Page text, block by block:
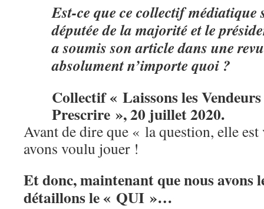
Est-ce que ce collectif médiatique
députée de la majorité et le
a soumis son article dans une
absolument n’importe quoi ?
Collectif « Laissons les
Prescrire », 20 juillet 2020.
Avant de dire que « la question, elle
avons voulu jouer !
Et donc, maintenant que nous
détaillons le « QUI »…